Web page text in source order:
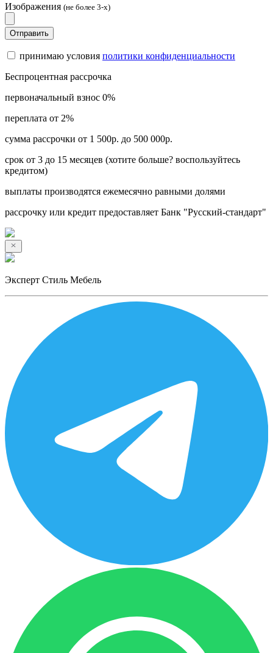
Изображения (не более 3-х)
Отправить
принимаю условия политики конфиденциальности
Беспроцентная рассрочка
первоначальный взнос 0%
переплата от 2%
сумма рассрочки от 1 500р. до 500 000р.
срок от 3 до 15 месяцев (хотите больше? воспользуйтесь
кредитом)
выплаты производятся ежемесячно равными долями
рассрочку или кредит предоставляет Банк "Русский-стандарт"
Эксперт Стиль Мебель